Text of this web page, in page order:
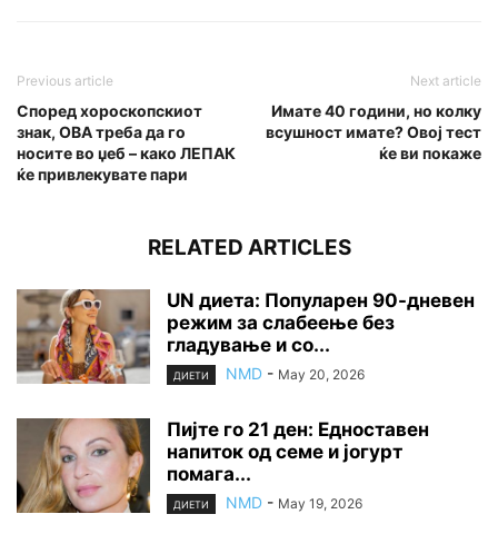
Previous article
Според хороскопскиот
знак, ОВА треба да го
носите во џеб – како ЛЕПАК
ќе привлекувате пари
Next article
Имате 40 години, но колку
всушност имате? Овој тест
ќе ви покаже
RELATED ARTICLES
UN диета: Популарен 90-дневен
режим за слабеење без
гладување и со...
ДИЕТИ NMD - May 20, 2026
Пијте го 21 ден: Едноставен
напиток од семе и јогурт
помага...
ДИЕТИ NMD - May 19, 2026